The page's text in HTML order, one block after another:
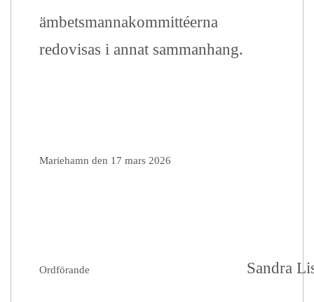
ämbetsmannakommittéerna
redovisas i annat sammanhang.
Mariehamn den 17 mars 2026
Ordförande Sandra